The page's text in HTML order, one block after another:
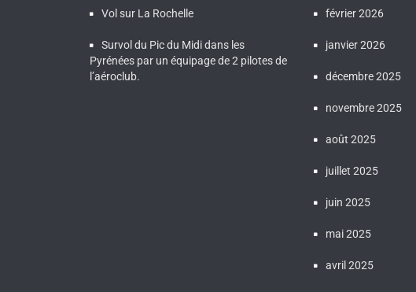
Vol sur La Rochelle
Survol du Pic du Midi dans les
Pyrénées par un équipage de 2 pilotes de
l’aéroclub.
février 2026
janvier 2026
décembre 2025
novembre 2025
août 2025
juillet 2025
juin 2025
mai 2025
avril 2025